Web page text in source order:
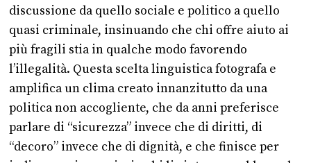
discussione da quello sociale e politico a quello
quasi criminale, insinuando che chi offre aiuto ai
più fragili stia in qualche modo favorendo
l’illegalità. Questa scelta linguistica fotografa e
amplifica un clima creato innanzitutto da una
politica non accogliente, che da anni preferisce
parlare di “sicurezza” invece che di diritti, di
“decoro” invece che di dignità, e che finisce per